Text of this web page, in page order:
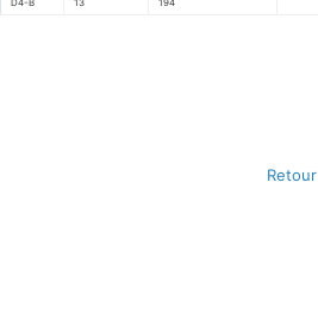
D4-B 13 194
Retour